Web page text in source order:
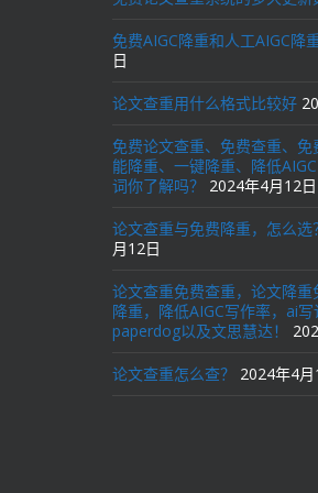
免费AIGC降重和人工AIGC降
日
论文查重用什么格式比较好
免费论文查重、免费查重、
能降重、一键降重、降低
词你了解吗？
2024年4月12日
论文查重与免费降重，怎么选
月12日
论文查重免费查重，论文降
降重，降低AIGC写作率，ai
paperdog以及文思慧达！
论文查重怎么查？ 2024年4月